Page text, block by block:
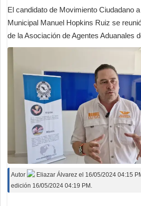
El candidato de Movimiento Ciudadano
Municipal Manuel Hopkins Ruiz se
de la Asociación de Agentes Aduanales
Autor Eliazar Álvarez el 16/05/2024 04:15
edición 16/05/2024 04:19 PM.